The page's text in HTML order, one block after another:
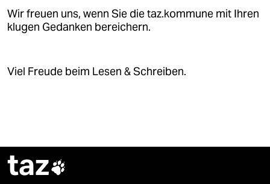
Wir freuen uns, wenn Sie die taz.kommune mit Ihren
klugen Gedanken bereichern.
Viel Freude beim Lesen & Schreiben.
taz